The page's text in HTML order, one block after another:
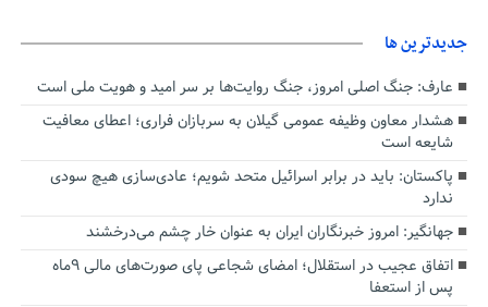
جديدترين ها
عارف: جنگ اصلی امروز، جنگ روایت‌ها بر سر امید و هویت ملی است
هشدار معاون وظیفه عمومی گیلان به سربازان فراری؛ اعطای معافیت
شایعه است
پاکستان: باید در برابر اسرائیل متحد شویم؛ عادی‌سازی هیچ سودی
ندارد
جهانگیر: امروز خبرنگاران ایران به عنوان خار چشم می‌درخشند
اتفاق عجیب در استقلال؛ امضای شجاعی پای صورت‌های مالی ٩ماه
پس از استعفا